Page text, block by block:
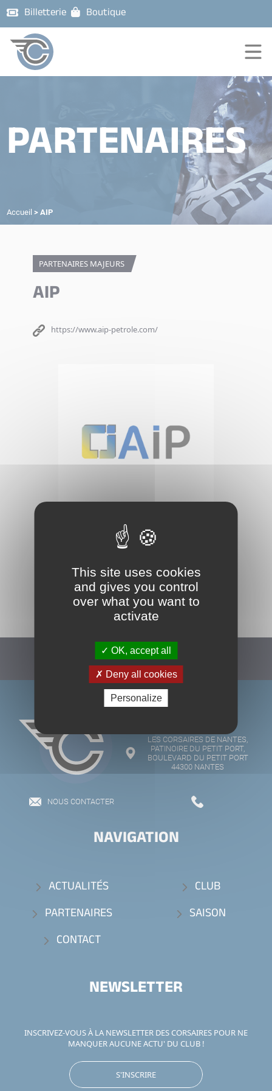
Billetterie Boutique
PARTENAIRES
Accueil >AIP
PARTENAIRES MAJEURS
AIP
https://www.aip-petrole.com/
TOUS NOS PARTENAIRES
LES CORSAIRES DE NANTES,
PATINOIRE DU PETIT PORT,
BOULEVARD DU PETIT PORT
44300 NANTES
NOUS CONTACTER
NAVIGATION
ACTUALITÉS
CLUB
PARTENAIRES
SAISON
CONTACT
NEWSLETTER
INSCRIVEZ-VOUS À LA NEWSLETTER DES CORSAIRES POUR NE
MANQUER AUCUNE ACTU' DU CLUB !
S'INSCRIRE
This site uses cookies
and gives you control
over what you want to
activate
OK, accept all
Deny all cookies
Personalize